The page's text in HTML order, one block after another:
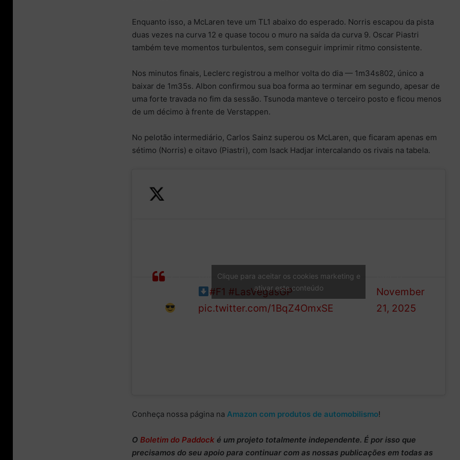
Enquanto isso, a McLaren teve um TL1 abaixo do esperado. Norris escapou da pista
duas vezes na curva 12 e quase tocou o muro na saída da curva 9. Oscar Piastri
também teve momentos turbulentos, sem conseguir imprimir ritmo consistente.
Nos minutos finais, Leclerc registrou a melhor volta do dia — 1m34s802, único a
baixar de 1m35s. Albon confirmou sua boa forma ao terminar em segundo, apesar de
uma forte travada no fim da sessão. Tsunoda manteve o terceiro posto e ficou menos
de um décimo à frente de Verstappen.
No pelotão intermediário, Carlos Sainz superou os McLaren, que ficaram apenas em
sétimo (Norris) e oitavo (Piastri), com Isack Hadjar intercalando os rivais na tabela.
full classification from the session…
#F1 #LasVegasGP
pic.twitter.com/1BqZ4OmxSE
November
21, 2025
Clique para aceitar os cookies marketing e
ativar este conteúdo
Conheça nossa página na Amazon com produtos de automobilismo!
O Boletim do Paddock é um projeto totalmente independente. É por isso que
precisamos do seu apoio para continuar com as nossas publicações em todas as